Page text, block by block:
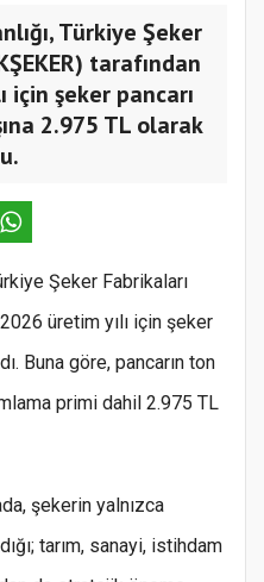
Türkiye Şeker
tarafından
için şeker pancarı
2.975 TL olarak
Şeker Fabrikaları
üretim yılı için şeker
Buna göre, pancarın ton
primi dahil 2.975 TL
şekerin yalnızca
tarım, sanayi, istihdam